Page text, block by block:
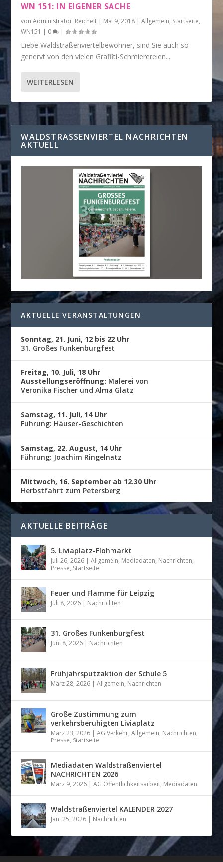
WN 151: IN EIGENER SACHE
vonAdministrator_Reichelt | Mai 9, 2018 |Allgemein, Startseite,
WN151 | 0 |
Liebe Waldstraßenviertelbewohner, sind Sie auch so
genervt von den vielen Graffiti-Schmierereien...
WEITERLESEN
WALDSTRASSENVIERTEL NACHRICHTEN A
KTUELL
AKTUELLE VERANSTALTUNGEN
Sonntag, 21. Juni, 12 bis 22 Uhr
31. Großes Funkenburgfest
Freitag, 10. Juli, 18 Uhr
Ausstellungseröffnung: Malerei von
Veronika Fischer und Alma Glatz
Samstag, 11. Juli, 14 Uhr
Führung: Häuser-Geschichten
Samstag, 22. August, 14 Uhr
Führung: Joachim Ringelnatz
Mittwoch, 16. September ab 12.30 Uhr
Herbstfahrt zum Petersberg
AKTUELLE BEITRÄGE
5. Liviaplatz-Flohmarkt
Juli 26, 2026 |Allgemein, Mediadaten, Nachrichten,
Presse, Startseite
Feuer und Flamme für Leipzig
Juli 8, 2026 | Nachrichten
31. Großes Funkenburgfest
Juni 8, 2026 | Nachrichten
Frühjahrsputzaktion der Schule 5
März 28, 2026 |Allgemein, Nachrichten
Große Zustimmung zum
verkehrsberuhigten Liviaplatz
März 23, 2026 |AG Verkehr,Allgemein, Nachrichten,
Presse, Startseite
Mediadaten Waldstraßenviertel
NACHRICHTEN 2026
März 9, 2026 |AG Öffentlichkeitsarbeit, Mediadaten
Waldstraßenviertel KALENDER 2027
Jan. 25, 2026 | Nachrichten